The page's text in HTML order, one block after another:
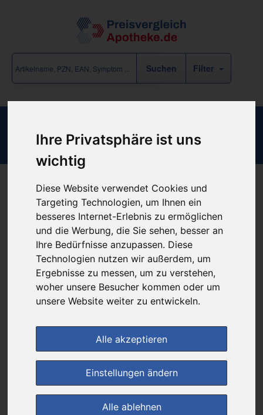
Ihre Privatsphäre ist uns
wichtig
Diese Website verwendet Cookies und
Targeting Technologien, um Ihnen ein
besseres Internet-Erlebnis zu ermöglichen
und die Werbung, die Sie sehen, besser an
Ihre Bedürfnisse anzupassen. Diese
Technologien nutzen wir außerdem, um
Ergebnisse zu messen, um zu verstehen,
woher unsere Besucher kommen oder um
unsere Website weiter zu entwickeln.
Alle akzeptieren
Einstellungen ändern
Alle ablehnen
Filter
NOBA HOSE KINDER KLEIN
Produkt empfehlen
Kein Preis bekannt
Das gewünschte Produkt ist derzeit bei keinem unserer Partner
erhältlich.
(0) Jetzt bewerten!
zur Startseite
Preisalarm